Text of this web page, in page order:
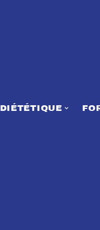
DIÉTÉTIQUE